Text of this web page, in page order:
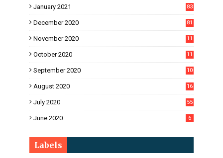
January 2021 83
December 2020 81
November 2020
11
October 2020
11
September 2020
10
August 2020
16
July 2020 55
June 2020 6
Labels